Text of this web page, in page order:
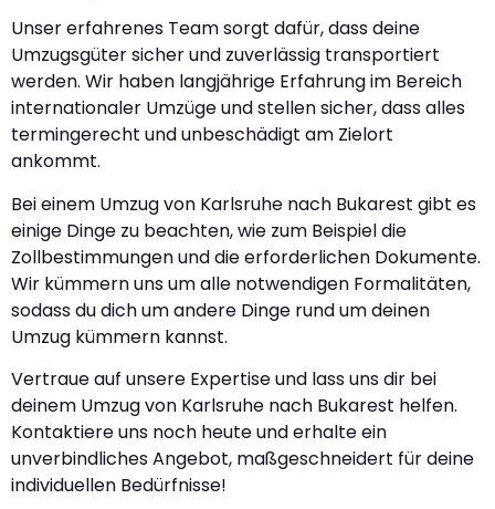
Unser erfahrenes Team sorgt dafür, dass deine
Umzugsgüter sicher und zuverlässig transportiert
werden. Wir haben langjährige Erfahrung im Bereich
internationaler Umzüge und stellen sicher, dass alles
termingerecht und unbeschädigt am Zielort
ankommt.
Bei einem Umzug von Karlsruhe nach Bukarest gibt es
einige Dinge zu beachten, wie zum Beispiel die
Zollbestimmungen und die erforderlichen Dokumente.
Wir kümmern uns um alle notwendigen Formalitäten,
sodass du dich um andere Dinge rund um deinen
Umzug kümmern kannst.
Vertraue auf unsere Expertise und lass uns dir bei
deinem Umzug von Karlsruhe nach Bukarest helfen.
Kontaktiere uns noch heute und erhalte ein
unverbindliches Angebot, maßgeschneidert für deine
individuellen Bedürfnisse!